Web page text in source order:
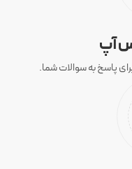
آپ
پاسخ به سوالات شما.